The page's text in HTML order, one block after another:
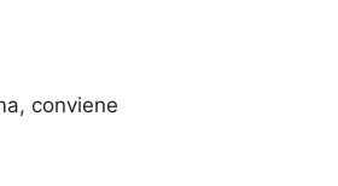
conviene